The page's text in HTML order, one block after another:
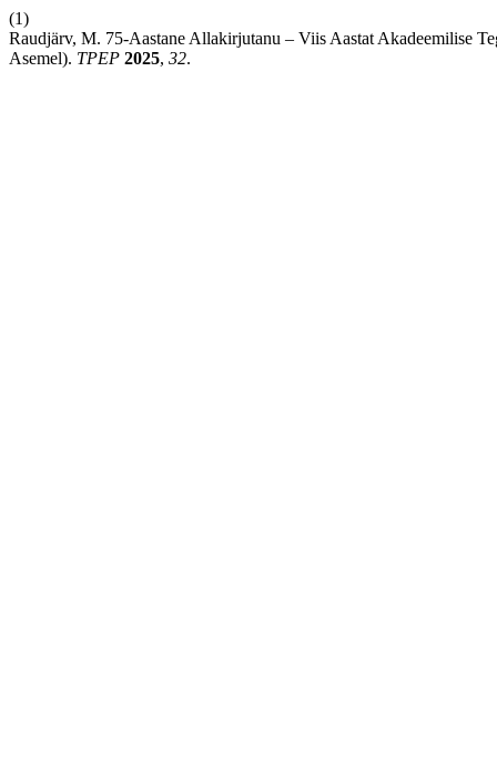
(1)
Raudjärv, M. 75-Aastane Allakirjutanu – Viis Aastat Akadeemilise
Asemel). TPEP 2025, 32.